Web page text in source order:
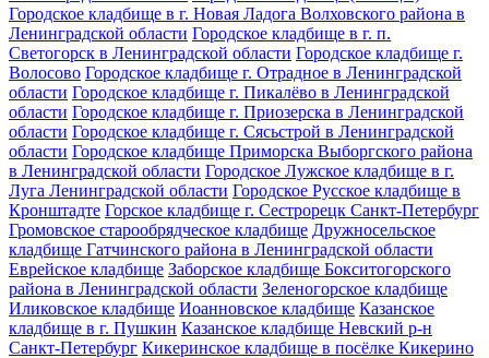
Городское кладбище в г. Новая Ладога Волховского района в
Ленинградской области Городское кладбище в г. п.
Светогорск в Ленинградской области Городское кладбище г.
Волосово Городское кладбище г. Отрадное в Ленинградской
области Городское кладбище г. Пикалёво в Ленинградской
области Городское кладбище г. Приозерска в Ленинградской
области Городское кладбище г. Сясьстрой в Ленинградской
области Городское кладбище Приморска Выборгского района
в Ленинградской области Городское Лужское кладбище в г.
Луга Ленинградской области Городское Русское кладбище в
Кронштадте Горское кладбище г. Сестрорецк Санкт-Петербург
Громовское старообрядческое кладбище Дружносельское
кладбище Гатчинского района в Ленинградской области
Еврейское кладбище Заборское кладбище Бокситогорского
района в Ленинградской области Зеленогорское кладбище
Иликовское кладбище Иоанновское кладбище Казанское
кладбище в г. Пушкин Казанское кладбище Невский р-н
Санкт-Петербург Кикеринское кладбище в посёлке Кикерино